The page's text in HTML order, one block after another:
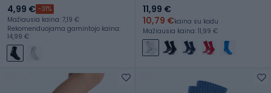
4,99 € -31%
Mažiausia kaina: 7,19 €
Rekomenduojama gamintojo kaina:
14,99 €
11,99 €
10,79 €kaina su kodu
Mažiausia kaina: 11,99 €